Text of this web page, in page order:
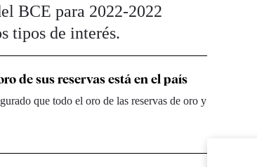
BCE para 2022-2022
tipos de interés.
de sus reservas está en el país
que todo el oro de las reservas de oro y